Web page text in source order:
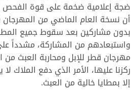
ضجة إعلامية ضخمة على قوة الفحص
أن نسخة العام الماضي من
بدون مشاركين بعد سقوط جميع
واستبعادهم من المشاركة، مشدداً
مهرجان قطر للإبل ومحاربة العبث من
ركزنا عليها، الأمر الذي دفع الملاك
إلا بمطايا خالية من العبث.